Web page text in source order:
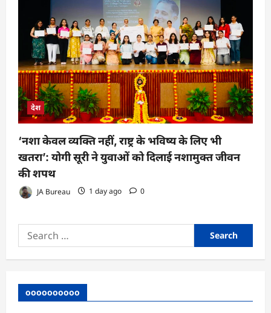
देश
‘नशा केवल व्यक्ति नहीं, राष्ट्र के भविष्य के लिए भी
खतरा’: योगी सूरी ने युवाओं को दिलाई नशामुक्त जीवन
की शपथ
JA Bureau 1 day ago 0
Search
for:
oooooooooo